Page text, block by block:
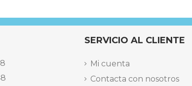
SERVICIO AL CLIENTE
Mi cuenta
Contacta con nosotros